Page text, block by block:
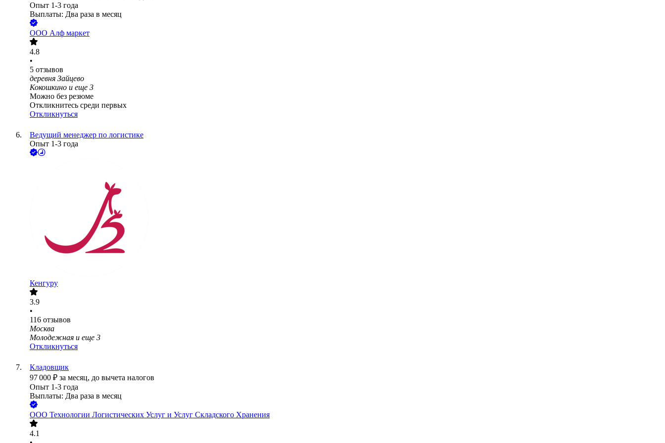
Опыт 1-3 года
Выплаты: Два раза в месяц
ООО Алф маркет
4.8
•
5 отзывов
деревня Зайцево
Кокошкино и еще 3
Можно без резюме
Откликнитесь среди первых
Откликнуться
Ведущий менеджер по логистике
Опыт 1-3 года
Кенгуру
3.9
•
116 отзывов
Москва
Молодежная и еще 3
Откликнуться
Кладовщик
97 000 ₽ за месяц, до вычета налогов
Опыт 1-3 года
Выплаты: Два раза в месяц
ООО Технологии Логистических Услуг и Услуг Складского Хранения
4.1